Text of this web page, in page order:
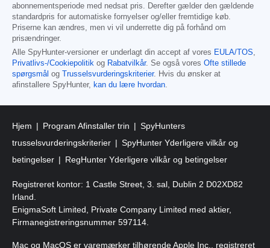
abonnementsperiode med nedsat pris. Derefter gælder den gældende
standardpris for automatiske fornyelser og/eller fremtidige køb.
Priserne kan ændres, men vi vil underrette dig på forhånd om
prisændringer.
Alle SpyHunter-versioner er underlagt din accept af vores EULA/TOS,
Privatlivs-/Cookiepolitik og Rabatvilkår. Se også vores Ofte stillede
spørgsmål og Trusselsvurderingskriterier. Hvis du ønsker at
afinstallere SpyHunter, kan du lære hvordan.
Hjem Program Afinstaller trin
SpyHunters
trusselsvurderingskriterier
SpyHunter Yderligere vilkår og
betingelser
RegHunter Yderligere vilkår og betingelser
Registreret kontor: 1 Castle Street, 3. sal, Dublin 2 D02XD82
Irland.
EnigmaSoft Limited, Private Company Limited med aktier,
Firmanegistreringsnummer 597114.
Mac og MacOS er varemærker tilhørende Apple Inc., registreret